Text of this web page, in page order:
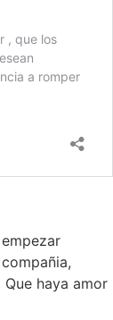
haya amor